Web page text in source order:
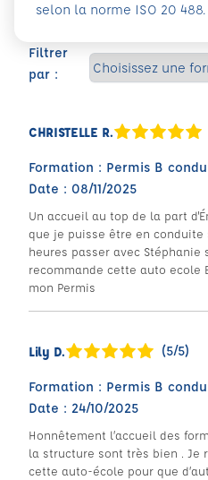
Filtrer
par :
CHRISTELLE R.
Formation : Permis B
Date : 08/11/2025
Un accueil au top de la part
que je puisse être en conduite
heures passer avec Stéphanie
recommande cette auto ecole
mon Permis
Lily D. (5/5)
Formation : Permis B
Date : 24/10/2025
Honnêtement l’accueil des
la structure sont très bien . Je
cette auto-école pour que
selon la norme ISO 20 488.